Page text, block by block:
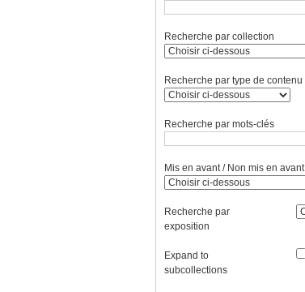
Recherche par collection
Recherche par type de contenu
Recherche par mots-clés
Mis en avant / Non mis en avant
Recherche par
exposition
Expand to
subcollections